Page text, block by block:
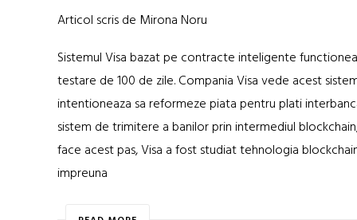
Articol scris de Mirona Noru
Sistemul Visa bazat pe contracte inteligente
testare de 100 de zile. Compania Visa vede acest
intentioneaza sa reformeze piata pentru plati
sistem de trimitere a banilor prin intermediul
face acest pas, Visa a fost studiat tehnologia
impreuna